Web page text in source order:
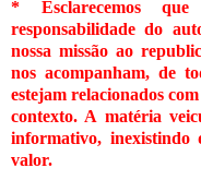
* Esclarecemos
responsabilidade do
nossa missão ao
nos acompanham, de
estejam relacionados
contexto. A matéria
informativo,
valor.